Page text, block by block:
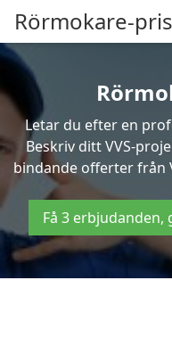
Rörmokare-
Letar du efter en
Beskriv ditt VVS-
bindande offerter från
Få 3